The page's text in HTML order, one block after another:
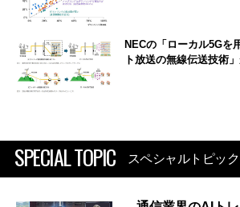
NECの「ローカル5Gを
ト放送の無線伝送技術
SPECIAL TOPIC スペシャルトピック